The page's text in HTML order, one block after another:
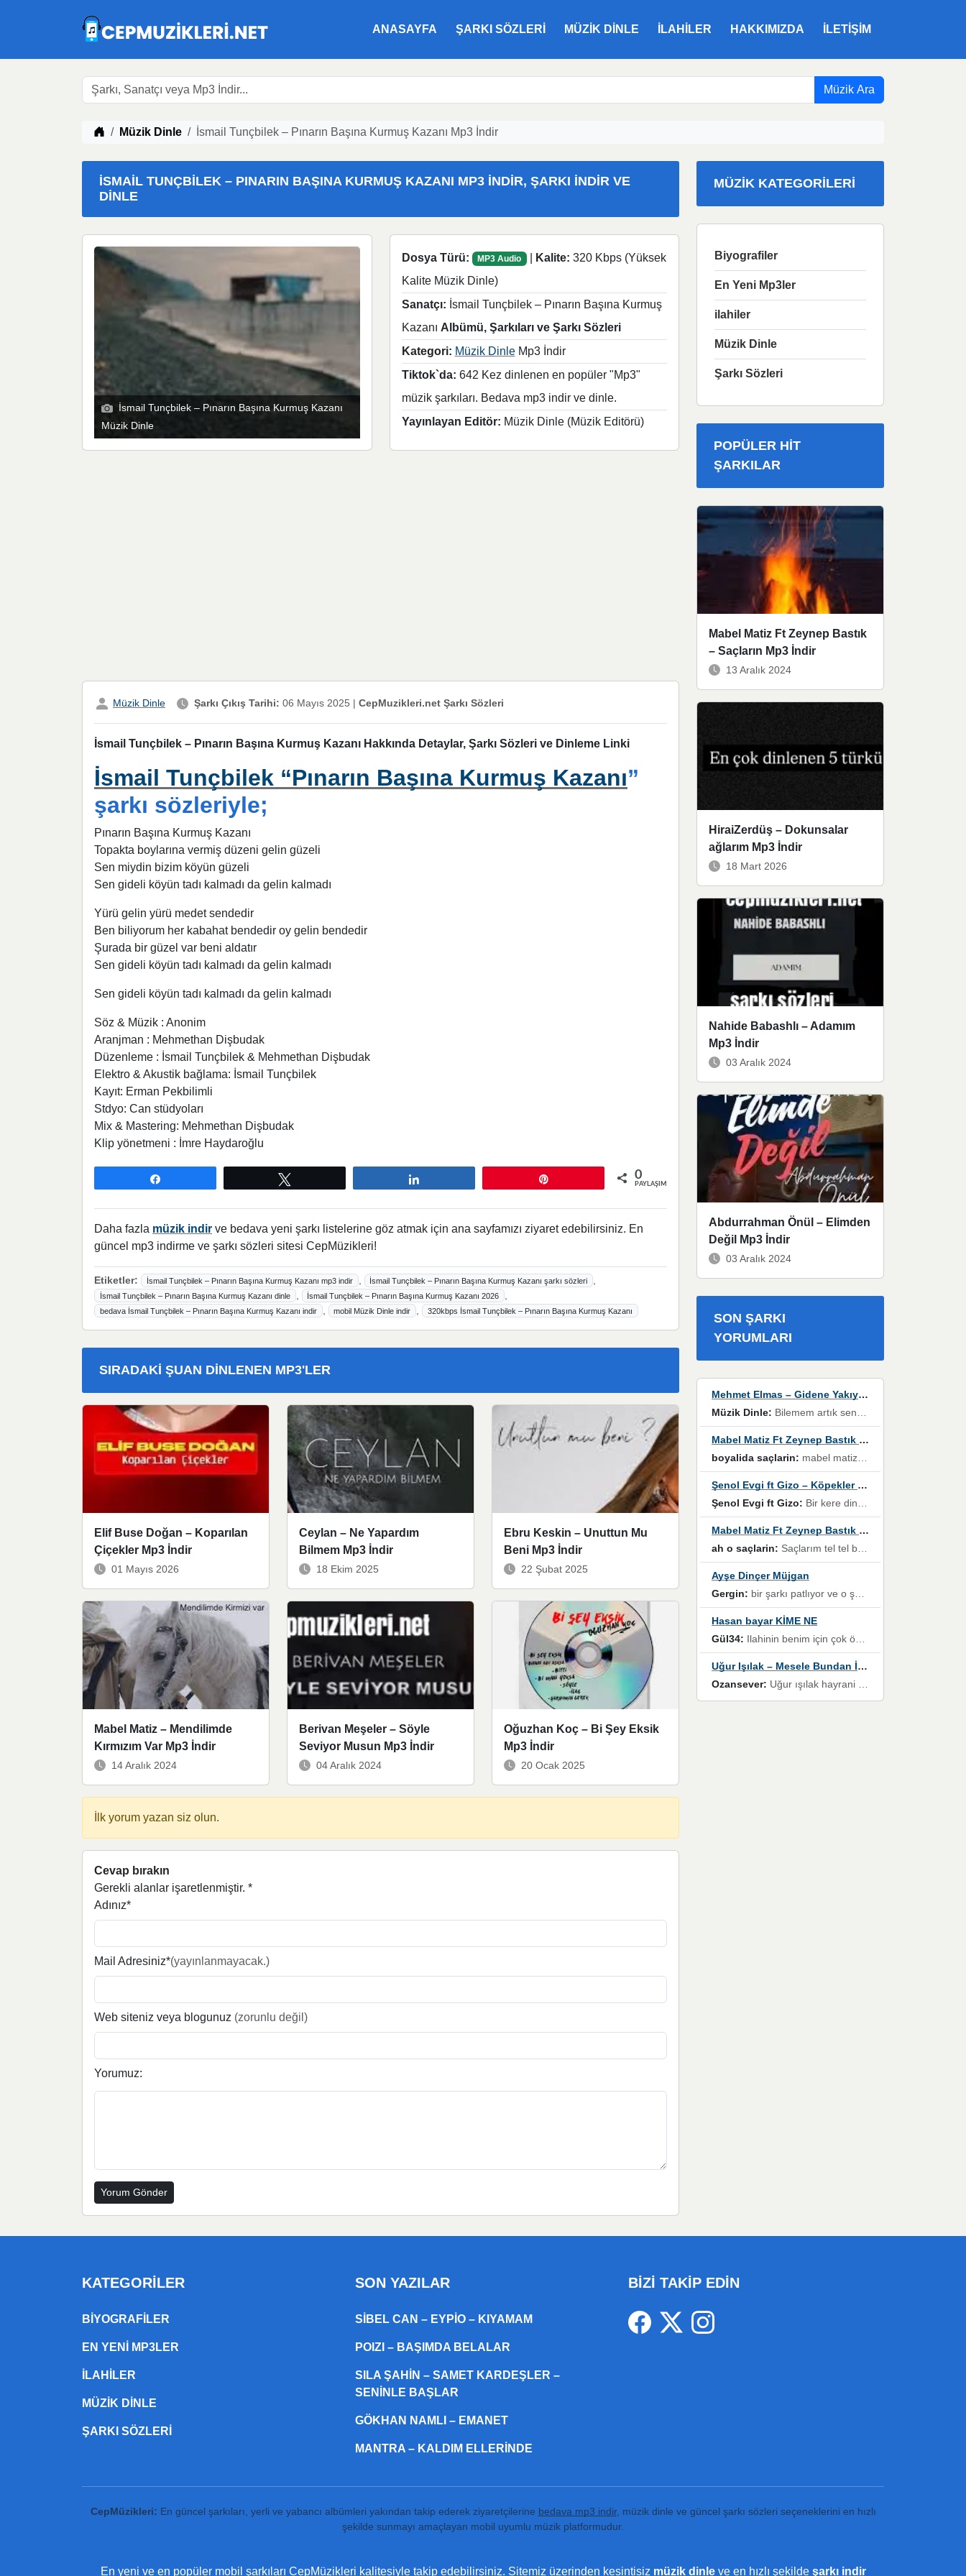
ANASAYFA ŞARKI SÖZLERI MÜZIK DINLE ILAHILER HAKKIMIZDA İLETIŞIM
Müzik Ara
Müzik indir
Müzik Dinle İsmail Tunçbilek – Pınarın Başına Kurmuş Kazanı Mp3 İndir
İSMAIL TUNÇBILEK – PINARIN BAŞINA KURMUŞ KAZANI MP3 İNDIR, ŞARKI İNDIR VE
DINLE
İsmail Tunçbilek – Pınarın Başına Kurmuş Kazanı
Müzik Dinle
Dosya Türü: MP3 Audio Kalite: 320 Kbps (Yüksek
Kalite Müzik Dinle)
Sanatçı: İsmail Tunçbilek – Pınarın Başına Kurmuş
Kazanı Albümü, Şarkıları ve Şarkı Sözleri
Kategori: Müzik DinleMp3 İndir
Tiktok`da: 642 Kez dinlenen en popüler "Mp3"
müzik şarkıları. Bedava mp3 indir ve dinle.
Yayınlayan Editör: Müzik Dinle (Müzik Editörü)
Müzik Dinle Şarkı Çıkış Tarihi: 06 Mayıs 2025 | CepMuzikleri.net Şarkı Sözleri
İsmail Tunçbilek – Pınarın Başına Kurmuş Kazanı Hakkında Detaylar, Şarkı Sözleri ve Dinleme Linki
İsmail Tunçbilek “Pınarın Başına Kurmuş Kazanı”
şarkı sözleriyle;
Pınarın Başına Kurmuş Kazanı
Topakta boylarına vermiş düzeni gelin güzeli
Sen miydin bizim köyün güzeli
Sen gideli köyün tadı kalmadı da gelin kalmadı
Yürü gelin yürü medet sendedir
Ben biliyorum her kabahat bendedir oy gelin bendedir
Şurada bir güzel var beni aldatır
Sen gideli köyün tadı kalmadı da gelin kalmadı
Sen gideli köyün tadı kalmadı da gelin kalmadı
Söz & Müzik : Anonim
Aranjman : Mehmethan Dişbudak
Düzenleme : İsmail Tunçbilek & Mehmethan Dişbudak
Elektro & Akustik bağlama: İsmail Tunçbilek
Kayıt: Erman Pekbilimli
Stdyo: Can stüdyoları
Mix & Mastering: Mehmethan Dişbudak
Klip yönetmeni : İmre Haydaroğlu
0
PAYLAŞIMLAR
Daha fazla müzik indir ve bedava yeni şarkı listelerine göz atmak için ana sayfamızı ziyaret edebilirsiniz. En
güncel mp3 indirme ve şarkı sözleri sitesi CepMüzikleri!
Etiketler: İsmail Tunçbilek – Pınarın Başına Kurmuş Kazanı mp3 indir İsmail Tunçbilek – Pınarın Başına Kurmuş Kazanı şarkı sözleri
İsmail Tunçbilek – Pınarın Başına Kurmuş Kazanı dinle İsmail Tunçbilek – Pınarın Başına Kurmuş Kazanı 2026
bedava İsmail Tunçbilek – Pınarın Başına Kurmuş Kazanı indir mobil Müzik Dinle indir 320kbps İsmail Tunçbilek – Pınarın Başına Kurmuş Kazanı
SIRADAKI ŞUAN DINLENEN MP3'LER
Elif Buse Doğan – Koparılan
Çiçekler Mp3 İndir
01 Mayıs 2026
Ceylan – Ne Yapardım
Bilmem Mp3 İndir
18 Ekim 2025
Ebru Keskin – Unuttun Mu
Beni Mp3 İndir
22 Şubat 2025
Mabel Matiz – Mendilimde
Kırmızım Var Mp3 İndir
14 Aralık 2024
Berivan Meşeler – Söyle
Seviyor Musun Mp3 İndir
04 Aralık 2024
Oğuzhan Koç – Bi Şey Eksik
Mp3 İndir
20 Ocak 2025
İlk yorum yazan siz olun.
Cevap bırakın
Gerekli alanlar işaretlenmiştir. *
Adınız*
Mail Adresiniz*(yayınlanmayacak.)
Web siteniz veya blogunuz (zorunlu değil)
Yorumuz:
MÜZIK KATEGORILERI
Biyografiler
En Yeni Mp3ler
ilahiler
Müzik Dinle
Şarkı Sözleri
POPÜLER HIT
ŞARKILAR
Mabel Matiz Ft Zeynep Bastık
– Saçların Mp3 İndir
13 Aralık 2024
HiraiZerdüş – Dokunsalar
ağlarım Mp3 İndir
18 Mart 2026
Nahide Babashlı – Adamım
Mp3 İndir
03 Aralık 2024
Abdurrahman Önül – Elimden
Değil Mp3 İndir
03 Aralık 2024
SON ŞARKI
YORUMLARI
Mehmet Elmas – Gidene Yakıyorum
Müzik Dinle: Bilemem artık senden bir şans daha / Düştüğün zaman ben olmayacağım yanında” dizeleri, artık geçmişin tekrarına izin verilmeyeceğini, kişisel sınırların çizildiğini gösteriyor.
Mabel Matiz Ft Zeynep Bastık – Saçların
boyalida saçlarin: mabel matiz'in maya albümünde yer alan güzellerden. parça da şarkı hani! müzikal altyapısına vurulduğum, sözlerinde kaybolduğum bir parça olmuş.
Şenol Evgi ft Gizo – Köpekler Tanımadıklarına havlar
Şenol Evgi ft Gizo: Bir kere dinlememe rağmen kulaklardan gitmiyor sen sen sen sen kurban ol sen sen sen sen hayran ol yükses ses müzik dinleme sebebisiniz canlar bomba gibi patladınız maşallah
Mabel Matiz Ft Zeynep Bastık – Saçların
ah o saçlarin: Saçlarım tel tel beyazlıyor beyazlagına degil yanımda sen yoksun ona üzülüyorum günler bir bir geçiyor geçen günlere değil sensiz geçen günlere darılıyorum,Dinledikce asla kavusamayacagim ama asla unutamicagim sevdiğim adam için yanar içim
Ayşe Dinçer Müjgan
Gergin: bir şarkı patlıyor ve o şarkıyı millet her paylaşımın altına koyuyor ve öyle bir durum hal alıyor ki şarkıyı dinlemeden şarkıdan bikıyorsun Ama bu enteresan bir şekilde dillere dolanıyor millet olarak seviyoruz dertlerle boğuşurken bir yandan da göbek atmayi))) diyeceklerim bu kadar güzel hoş bir sayfa emeğinize sağlık arkadaşlar kolay gelsin
Hasan bayar KİME NE
Gül34: Ilahinin benim için çok özel bir yeri var İlk çıktığında komşum ne kadar yüksek sesle dinliyorsa orada duymuştum ve YouTube'dan aratıp Bu ilahiyi bulmuştum ve sonra müdavimi oldum günlük Ben de 3-5 kere dinleyip ezberleyip artık ilahiye bende eşlik ediyorum yüksek sesle Allah razı olsun hizmet nimettir Rabbim sizin zahmetlerinize de hayırlı nimetler versin Selam ve dua ile Allah'a emanet olun
Uğur Işılak – Mesele Bundan İbaret
Ozansever: Uğur ışılak hayrani olarak eski yeni tüm eserlerini keyifle huzurla dinleyenlerden birisiyim, emeğine saygı duyan gönül veren bunu en güzel şekilde sevenlerine ulaştıran siz değerli sayfa yöneticilerine de teşekkür ederim
KATEGORILER
BIYOGRAFILER
EN YENI MP3LER
ILAHILER
MÜZIK DINLE
ŞARKI SÖZLERI
SON YAZILAR
SIBEL CAN – EYPIO – KIYAMAM
POIZI – BAŞIMDA BELALAR
SILA ŞAHIN – SAMET KARDEŞLER –
SENINLE BAŞLAR
GÖKHAN NAMLI – EMANET
MANTRA – KALDIM ELLERINDE
BİZİ TAKİP EDİN
CepMüzikleri: En güncel şarkıları, yerli ve yabancı albümleri yakından takip ederek ziyaretçilerine bedava mp3 indir, müzik dinle ve güncel şarkı sözleri seçeneklerini en hızlı
şekilde sunmayı amaçlayan mobil uyumlu müzik platformudur.
En yeni ve en popüler mobil şarkıları CepMüzikleri kalitesiyle takip edebilirsiniz. Sitemiz üzerinden kesintisiz müzik dinleve en hızlı şekilde şarkı indir